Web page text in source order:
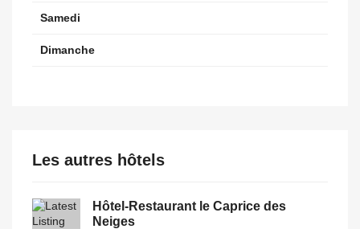
Samedi
Dimanche
Les autres hôtels
Hôtel-Restaurant le Caprice des
Neiges